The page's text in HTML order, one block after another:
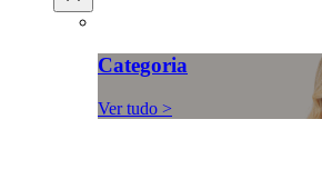
Categoria
Ver tudo >